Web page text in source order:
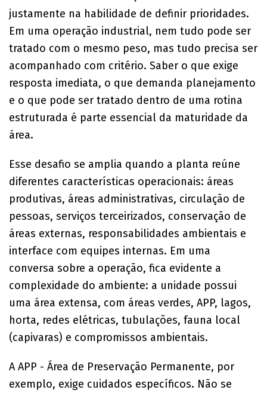
justamente na habilidade de definir prioridades.
Em uma operação industrial, nem tudo pode ser
tratado com o mesmo peso, mas tudo precisa ser
acompanhado com critério. Saber o que exige
resposta imediata, o que demanda planejamento
e o que pode ser tratado dentro de uma rotina
estruturada é parte essencial da maturidade da
área.
Esse desafio se amplia quando a planta reúne
diferentes características operacionais: áreas
produtivas, áreas administrativas, circulação de
pessoas, serviços terceirizados, conservação de
áreas externas, responsabilidades ambientais e
interface com equipes internas. Em uma
conversa sobre a operação, fica evidente a
complexidade do ambiente: a unidade possui
uma área extensa, com áreas verdes, APP, lagos,
horta, redes elétricas, tubulações, fauna local
(capivaras) e compromissos ambientais.
A APP - Área de Preservação Permanente, por
exemplo, exige cuidados específicos. Não se